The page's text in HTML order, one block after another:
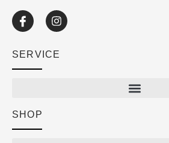
SERVICE
SHOP